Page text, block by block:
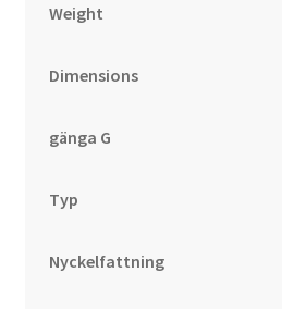
Weight
Dimensions
gänga G
Typ
Nyckelfattning